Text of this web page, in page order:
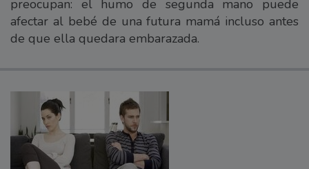
preocupan: el humo de segunda mano puede
afectar al bebé de una futura mamá incluso antes
de que ella quedara embarazada.